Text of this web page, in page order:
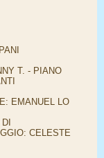
T. - PIANO
EMANUEL LO
CELESTE